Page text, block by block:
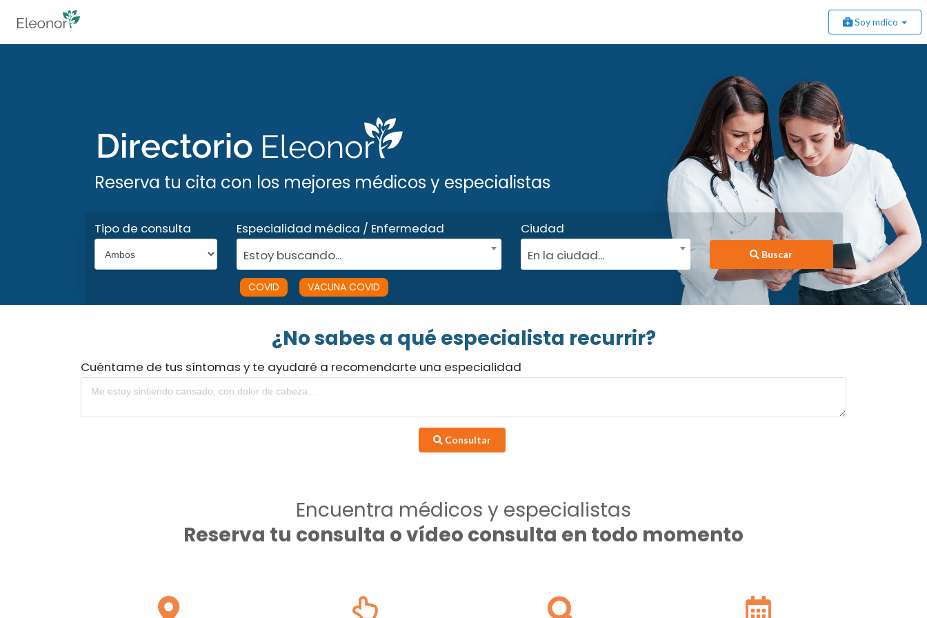
Soy mdico
Reserva tu cita con los mejores médicos y especialistas
Tipo de consulta
Especialidad médica / Enfermedad
Estoy buscando...
COVID VACUNA COVID
Ciudad
En la ciudad...
Buscar
¿No sabes a qué especialista recurrir?
Cuéntame de tus síntomas y te ayudaré a recomendarte una especialidad
Consultar
Encuentra médicos y especialistas
Reserva tu consulta o vídeo consulta en todo momento